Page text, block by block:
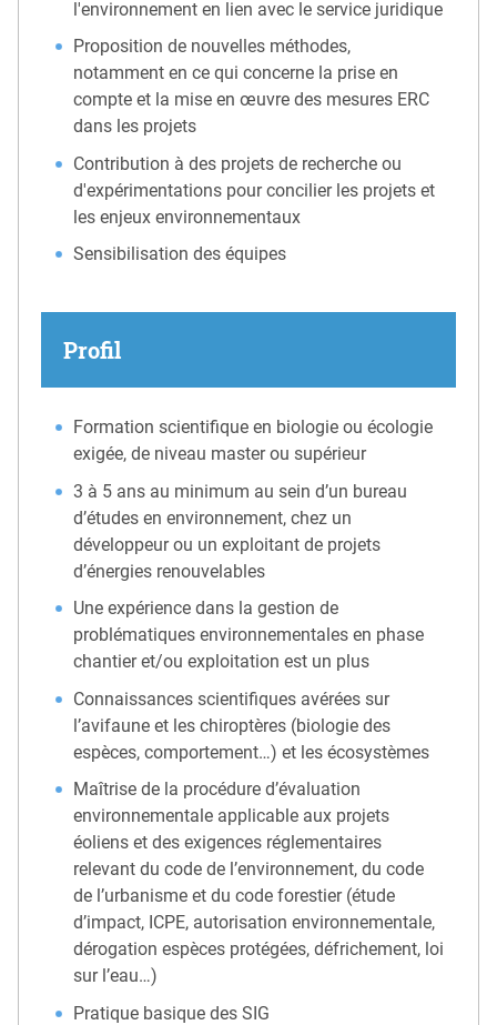
l'environnement en lien avec le service juridique
Proposition de nouvelles méthodes,
notamment en ce qui concerne la prise en
compte et la mise en œuvre des mesures ERC
dans les projets
Contribution à des projets de recherche ou
d'expérimentations pour concilier les projets et
les enjeux environnementaux
Sensibilisation des équipes
Profil
Formation scientifique en biologie ou écologie
exigée, de niveau master ou supérieur
3 à 5 ans au minimum au sein d’un bureau
d’études en environnement, chez un
développeur ou un exploitant de projets
d’énergies renouvelables
Une expérience dans la gestion de
problématiques environnementales en phase
chantier et/ou exploitation est un plus
Connaissances scientifiques avérées sur
l’avifaune et les chiroptères (biologie des
espèces, comportement…) et les écosystèmes
Maîtrise de la procédure d’évaluation
environnementale applicable aux projets
éoliens et des exigences réglementaires
relevant du code de l’environnement, du code
de l’urbanisme et du code forestier (étude
d’impact, ICPE, autorisation environnementale,
dérogation espèces protégées, défrichement, loi
sur l’eau…)
Pratique basique des SIG